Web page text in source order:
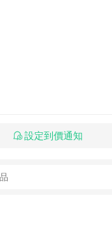
設定到價通知